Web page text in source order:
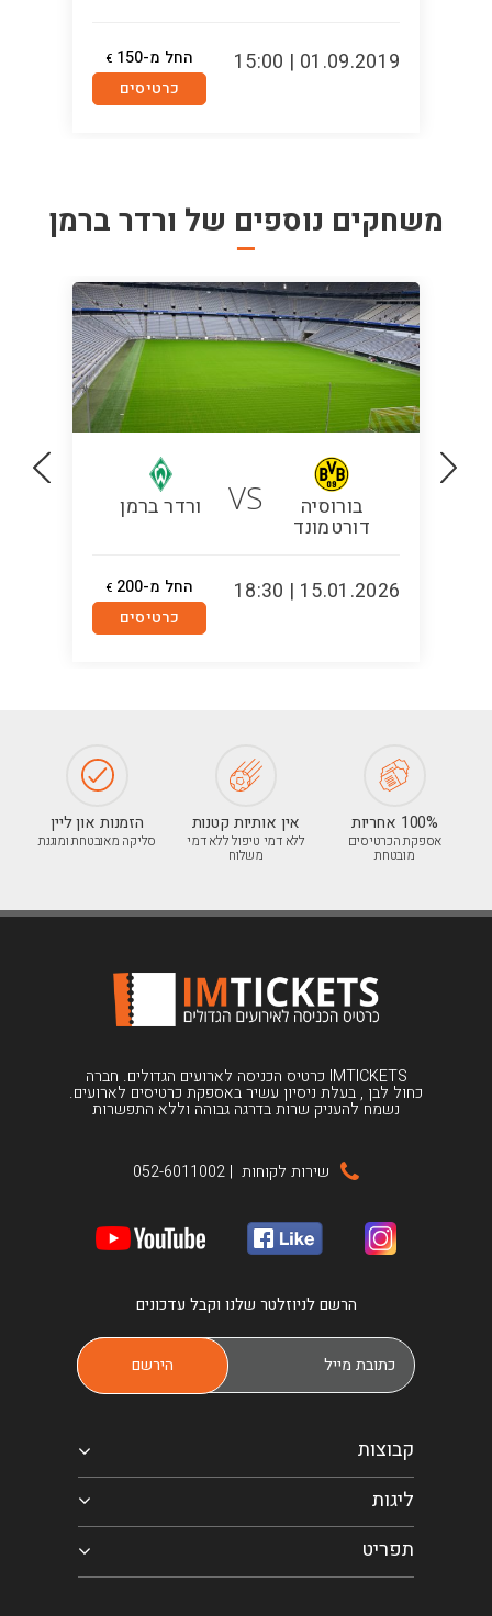
01.09.2019 | 15:00 החל מ-150 €
כרטיסים
משחקים נוספים של ורדר ברמן
בורוסיה
דורטמונד
VS ורדר ברמן
15.01.2026 | 18:30 החל מ-200 €
כרטיסים
100% אחריות
אספקת הכרטיסים
מובטחת
אין אותיות קטנות
ללא דמי טיפול ללא דמי
משלוח
הזמנות און ליין
סליקה מאובטחת ומוגנת
IMTICKETS כרטיס הכניסה לארועים הגדולים. חברה
כחול לבן , בעלת ניסיון עשיר באספקת כרטיסים לארועים.
נשמח להעניק שרות בדרגה גבוהה וללא התפשרות
שירות לקוחות |
052-6011002
הרשם לניוזלטר שלנו וקבל עדכונים
קבוצות
ליגות
תפריט